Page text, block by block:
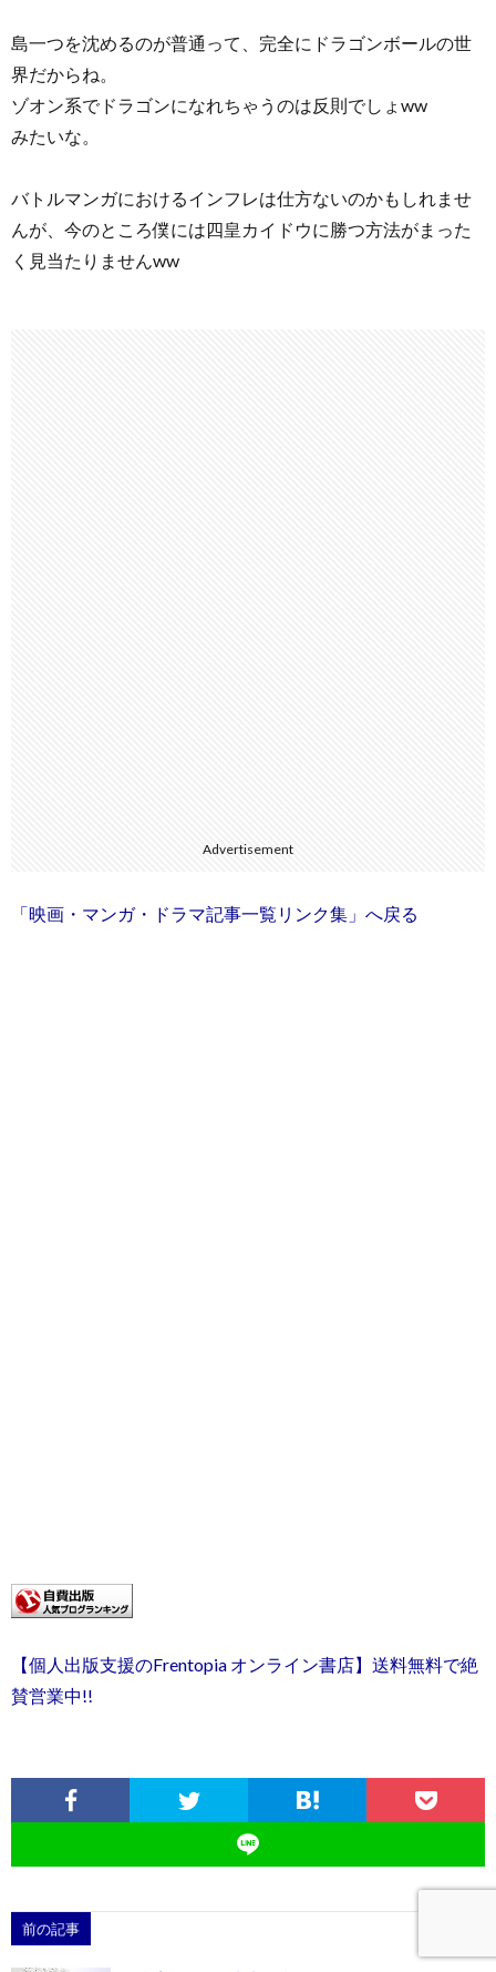
島一つを沈めるのが普通って、完全にドラゴンボールの世
界だからね。
ゾオン系でドラゴンになれちゃうのは反則でしょww
みたいな。
バトルマンガにおけるインフレは仕方ないのかもしれませ
んが、今のところ僕には四皇カイドウに勝つ方法がまった
く見当たりませんww
Advertisement
「映画・マンガ・ドラマ記事一覧リンク集」へ戻る
【個人出版支援のFrentopia オンライン書店】送料無料で絶
賛営業中!!
前の記事